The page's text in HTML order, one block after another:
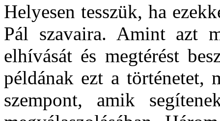
Helyesen tesszük, ha
Pál szavaira. Amint azt
elhívását és megtérést
példának ezt a történetet,
szempont, amik